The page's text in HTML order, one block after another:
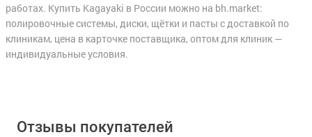
работах. Купить Kagayaki в России можно на bh.market:
полировочные системы, диски, щётки и пасты с доставкой по
клиникам, цена в карточке поставщика, оптом для клиник —
индивидуальные условия.
Отзывы покупателей